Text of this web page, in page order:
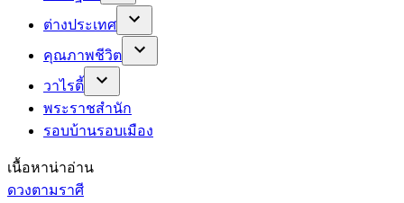
ต่างประเทศ
คุณภาพชีวิต
วาไรตี้
พระราชสำนัก
รอบบ้านรอบเมือง
เนื้อหาน่าอ่าน
ดวงตามราศี